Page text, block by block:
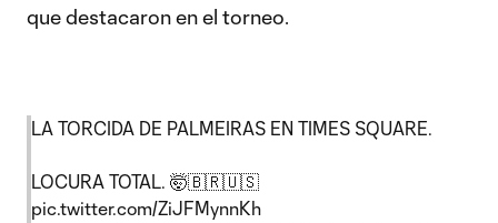
que destacaron en el torneo.
LA TORCIDA DE PALMEIRAS EN TIMES SQUARE.
LOCURA TOTAL. 🤯🇧🇷🇺🇸
pic.twitter.com/ZiJFMynnKh